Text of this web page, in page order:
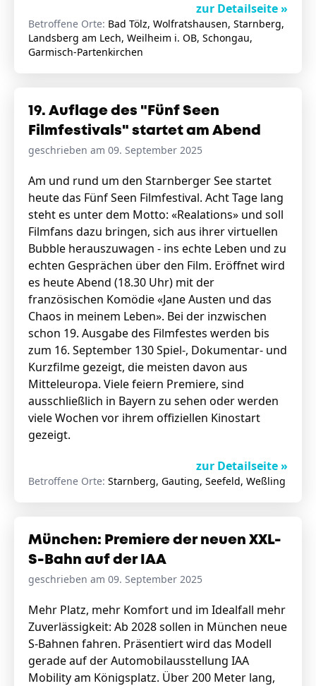
zur Detailseite »
Betroffene Orte: Bad Tölz, Wolfratshausen, Starnberg,
Landsberg am Lech, Weilheim i. OB, Schongau,
Garmisch-Partenkirchen
19. Auflage des "Fünf Seen
Filmfestivals" startet am Abend
geschrieben am 09. September 2025
Am und rund um den Starnberger See startet
heute das Fünf Seen Filmfestival. Acht Tage lang
steht es unter dem Motto: «Realations» und soll
Filmfans dazu bringen, sich aus ihrer virtuellen
Bubble herauszuwagen - ins echte Leben und zu
echten Gesprächen über den Film. Eröffnet wird
es heute Abend (18.30 Uhr) mit der
französischen Komödie «Jane Austen und das
Chaos in meinem Leben». Bei der inzwischen
schon 19. Ausgabe des Filmfestes werden bis
zum 16. September 130 Spiel-, Dokumentar- und
Kurzfilme gezeigt, die meisten davon aus
Mitteleuropa. Viele feiern Premiere, sind
ausschließlich in Bayern zu sehen oder werden
viele Wochen vor ihrem offiziellen Kinostart
gezeigt.
zur Detailseite »
Betroffene Orte: Starnberg, Gauting, Seefeld, Weßling
München: Premiere der neuen XXL-
S-Bahn auf der IAA
geschrieben am 09. September 2025
Mehr Platz, mehr Komfort und im Idealfall mehr
Zuverlässigkeit: Ab 2028 sollen in München neue
S-Bahnen fahren. Präsentiert wird das Modell
gerade auf der Automobilausstellung IAA
Mobility am Königsplatz. Über 200 Meter lang,